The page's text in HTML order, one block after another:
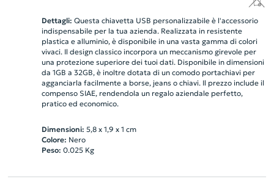
Dettagli: Questa chiavetta USB personalizzabile è l'accessorio
indispensabile per la tua azienda. Realizzata in resistente
plastica e alluminio, è disponibile in una vasta gamma di colori
vivaci. Il design classico incorpora un meccanismo girevole per
una protezione superiore dei tuoi dati. Disponibile in dimensioni
da 1GB a 32GB, è inoltre dotata di un comodo portachiavi per
agganciarla facilmente a borse, jeans o chiavi. Il prezzo include il
compenso SIAE, rendendola un regalo aziendale perfetto,
pratico ed economico.
Dimensioni: 5,8 x 1,9 x 1 cm
Colore: Nero
Peso: 0.025Kg